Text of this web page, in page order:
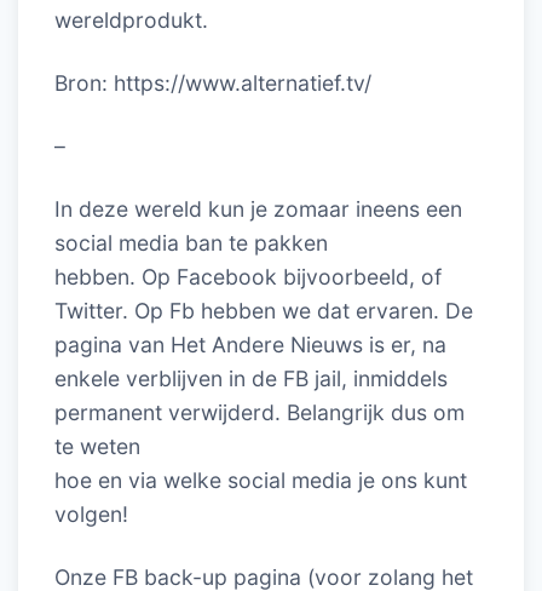
wereldprodukt.
Bron: https://www.alternatief.tv/
–
In deze wereld kun je zomaar ineens een
social media ban te pakken
hebben. Op Facebook bijvoorbeeld, of
Twitter. Op Fb hebben we dat ervaren. De
pagina van Het Andere Nieuws is er, na
enkele verblijven in de FB jail, inmiddels
permanent verwijderd. Belangrijk dus om
te weten
hoe en via welke social media je ons kunt
volgen!
Onze FB back-up pagina (voor zolang het